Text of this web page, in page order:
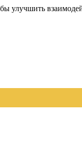
улучшить